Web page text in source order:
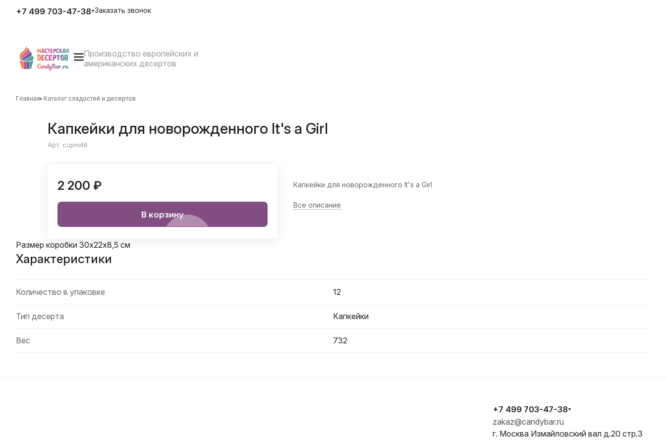
Главная Каталог сладостей и десертов
Капкейки для новорожденного It's a Girl
Арт. cupm46
2 200 ₽
В корзину
Капкейки для новорожденного It's a Girl
Все описание
Размер коробки 30х22х8,5 см
Характеристики
Количество в упаковке 12
Тип десерта Капкейки
Вес 732
+7 499 703-47-38
E-mail
zakaz@candybar.ru
Адрес
Режим работы
Заказать звонок
Производство европейских и
американских десертов
+7 499 703-47-38
zakaz@candybar.ru
г. Москва Измайловский вал д.20 стр.3